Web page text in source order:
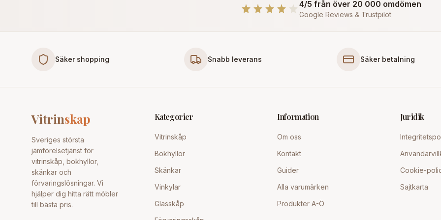
4/5 från över 20 000 omdömen
Google Reviews & Trustpilot
Säker shopping Snabb leverans Säker betalning
Vitrinskap
Sveriges största
jämförelsetjänst för
vitrinskåp, bokhyllor,
skänkar och
förvaringslösningar. Vi
hjälper dig hitta rätt möbler
till bästa pris.
Kategorier
Vitrinskåp
Bokhyllor
Skänkar
Vinkylar
Glasskåp
Information
Om oss
Kontakt
Guider
Alla varumärken
Produkter A-Ö
Juridik
Cookie-
Sajtkarta